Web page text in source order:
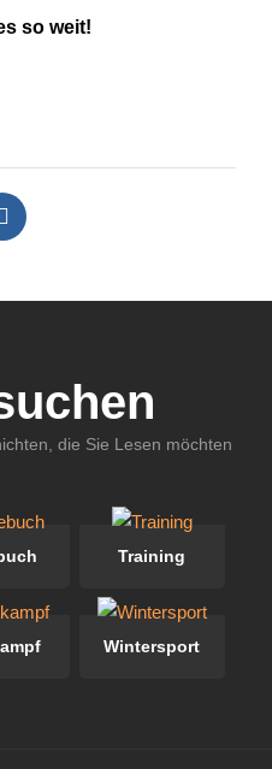
so weit!
die Sie Lesen möchten
Training
Wintersport